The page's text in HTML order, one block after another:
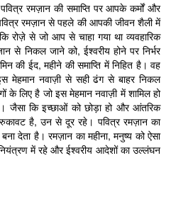
रमज़ान की समाप्ति पर आपके कर्मों और
रमज़ान से पहले की आपकी जीवन शैली में
रोज़े से जो आप से चाहा गया था व्यवहारिक
से निकल जाने को, ईश्वरीय होने पर निर्भर
की ईद, महीने की समाप्ति में निहित है। वह
मेहमान नवाज़ी से सही ढंग से बाहर निकल
के लिए है जो इस मेहमान नवाज़ी में शामिल हो
जैसा कि इच्छाओं को छोड़ा हो और आंतरिक
है, उन से दूर रहे। पवित्र रमज़ान का
देता है। रमज़ान का महीना, मनुष्य को ऐसा
में रहे और ईश्वरीय आदेशों का उल्लंघन